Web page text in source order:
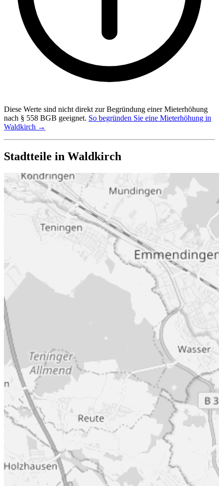
Diese Werte sind nicht direkt zur Begründung einer Mieterhöhung
nach § 558 BGB geeignet. So begründen Sie eine Mieterhöhung in
Waldkirch →
Stadtteile in Waldkirch